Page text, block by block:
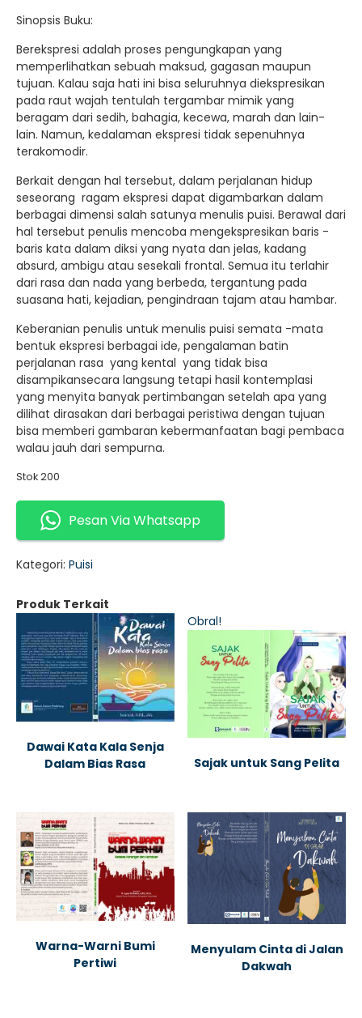
Sinopsis Buku:
Berekspresi adalah proses pengungkapan yang
memperlihatkan sebuah maksud, gagasan maupun
tujuan. Kalau saja hati ini bisa seluruhnya diekspresikan
pada raut wajah tentulah tergambar mimik yang
beragam dari sedih, bahagia, kecewa, marah dan lain-
lain. Namun, kedalaman ekspresi tidak sepenuhnya
terakomodir.
Berkait dengan hal tersebut, dalam perjalanan hidup
seseorang ragam ekspresi dapat digambarkan dalam
berbagai dimensi salah satunya menulis puisi. Berawal dari
hal tersebut penulis mencoba mengekspresikan baris -
baris kata dalam diksi yang nyata dan jelas, kadang
absurd, ambigu atau sesekali frontal. Semua itu terlahir
dari rasa dan nada yang berbeda, tergantung pada
suasana hati, kejadian, pengindraan tajam atau hambar.
Keberanian penulis untuk menulis puisi semata -mata
bentuk ekspresi berbagai ide, pengalaman batin
perjalanan rasa yang kental yang tidak bisa
disampikansecara langsung tetapi hasil kontemplasi
yang menyita banyak pertimbangan setelah apa yang
dilihat dirasakan dari berbagai peristiwa dengan tujuan
bisa memberi gambaran kebermanfaatan bagi pembaca
walau jauh dari sempurna.
Stok 200
Pesan Via Whatsapp
Kategori: Puisi
Produk Terkait
Dawai Kata Kala Senja
Dalam Bias Rasa
Obral!
Sajak untuk Sang Pelita
Warna-Warni Bumi
Pertiwi
Menyulam Cinta di Jalan
Dakwah